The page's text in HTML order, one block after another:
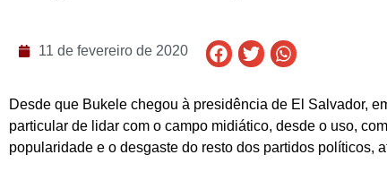
11 de fevereiro de 2020
Desde que Bukele chegou à presidência de El Salvador,
particular de lidar com o campo midiático, desde o uso,
popularidade e o desgaste do resto dos partidos políticos,